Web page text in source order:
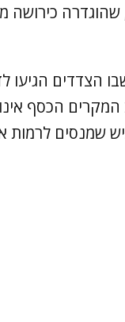
הצדדים הגיעו
הכסף
שמנסים לרמות